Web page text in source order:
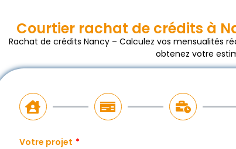
Courtier rachat de crédits à
Rachat de crédits Nancy – Calculez vos mensualités
obtenez votre
Votre projet